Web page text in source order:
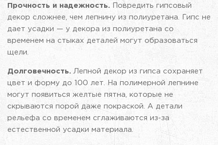
Прочность и надежность. Повредить гипсовый
декор сложнее, чем лепнину из полиуретана. Гипс не
дает усадки — у декора из полиуретана со
временем на стыках деталей могут образоваться
щели.
Долговечность. Лепной декор из гипса сохраняет
цвет и форму до 100 лет. На полимерной лепнине
могут появиться желтые пятна, которые не
скрываются порой даже покраской. А детали
рельефа со временем сглаживаются из-за
естественной усадки материала.